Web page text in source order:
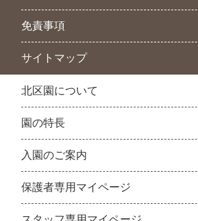
免責事項
サイトマップ
北区園について
園の特長
入園のご案内
保護者専用マイページ